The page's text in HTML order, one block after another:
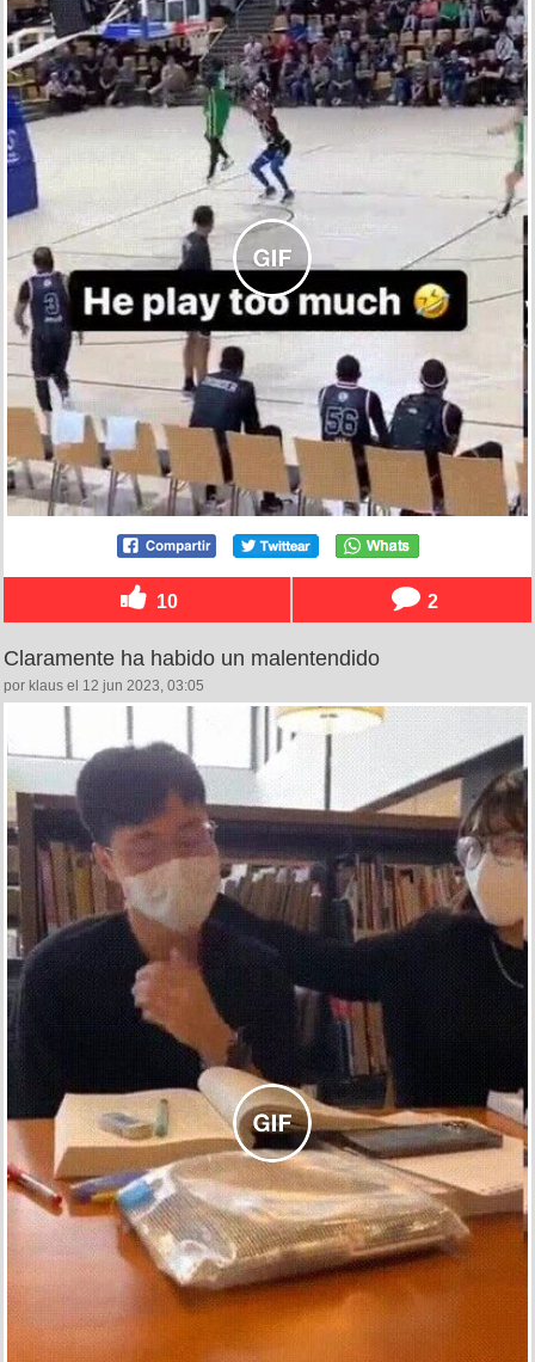
10 2
Claramente ha habido un malentendido
por klaus el 12 jun 2023, 03:05